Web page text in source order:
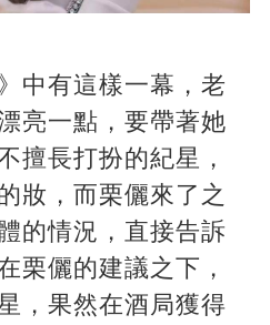
中有這樣一幕，老
亮一點，要帶著她
擅長打扮的紀星，
妝，而栗儷來了之
的情況，直接告訴
栗儷的建議之下，
，果然在酒局獲得